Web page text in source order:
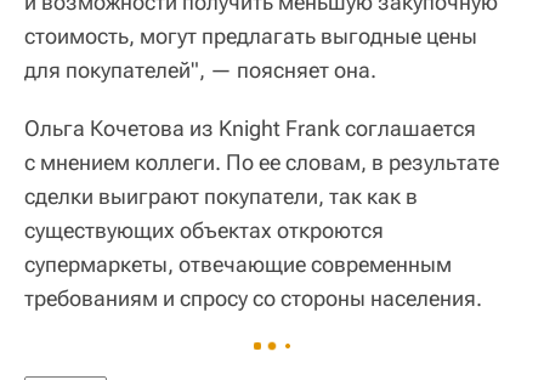
стоимость, могут предлагать выгодные цены
для покупателей", — поясняет она.
Ольга Кочетова из Knight Frank соглашается
с мнением коллеги. По ее словам, в результате
сделки выиграют покупатели, так как в
существующих объектах откроются
супермаркеты, отвечающие современным
требованиям и спросу со стороны населения.